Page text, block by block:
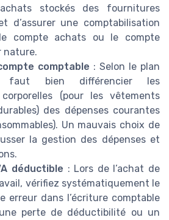
stockés des fournitures
d’assurer une comptabilisation
compte achats ou le compte
nature.
comptable : Selon le plan
faut bien différencier les
corporelles (pour les vêtements
des dépenses courantes
Un mauvais choix de
la gestion des dépenses et
déductible : Lors de l’achat de
vérifiez systématiquement le
erreur dans l’écriture comptable
perte de déductibilité ou un